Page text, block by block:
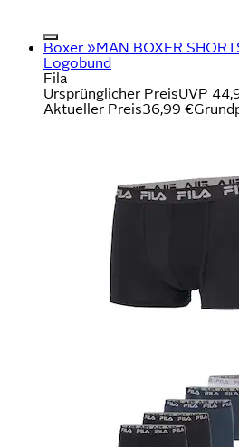
Boxer »MAN BOXER
Logobund
Fila
Ursprünglicher PreisUVP
Aktueller Preis36,99 €